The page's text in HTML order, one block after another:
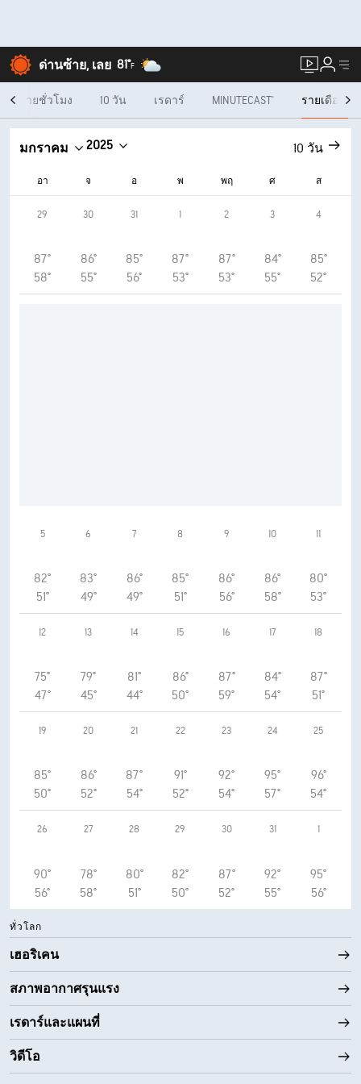
ด่านซ้าย, เลย 81°F
รายชั่วโมง 10 วัน เรดาร์ MINUTECAST® รายเดือน
มกราคม 2025 10 วัน
อา จ อ พ พฤ ศ ส
29
87°
58°
30
86°
55°
31
85°
56°
1
87°
53°
2
87°
53°
3
84°
55°
4
85°
52°
5
82°
51°
6
83°
49°
7
86°
49°
8
85°
51°
9
86°
56°
10
86°
58°
11
80°
53°
12
75°
47°
13
79°
45°
14
81°
44°
15
86°
50°
16
87°
59°
17
84°
54°
18
87°
51°
19
85°
50°
20
86°
52°
21
87°
54°
22
91°
52°
23
92°
54°
24
95°
57°
25
96°
54°
26
90°
56°
27
78°
58°
28
80°
51°
29
82°
50°
30
87°
52°
31
92°
55°
1
95°
56°
ทั่วโลก
เฮอริเคน
สภาพอากาศรุนแรง
เรดาร์และแผนที่
วิดีโอ